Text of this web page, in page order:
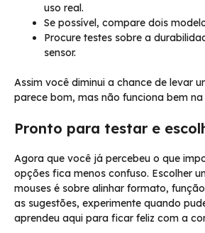
uso real.
Se possível, compare dois
Procure testes sobre a
sensor.
Assim você diminui a chance de levar
parece bom, mas não funciona bem na
Pronto para testar e
Agora que você já percebeu o que
opções fica menos confuso. Escolher
mouses é sobre alinhar formato,
as sugestões, experimente quando
aprendeu aqui para ficar feliz com a